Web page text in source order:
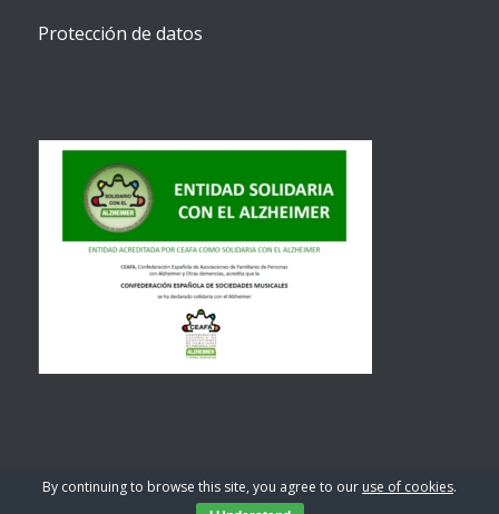
Protección de datos
By continuing to browse this site, you agree to our use of cookies.